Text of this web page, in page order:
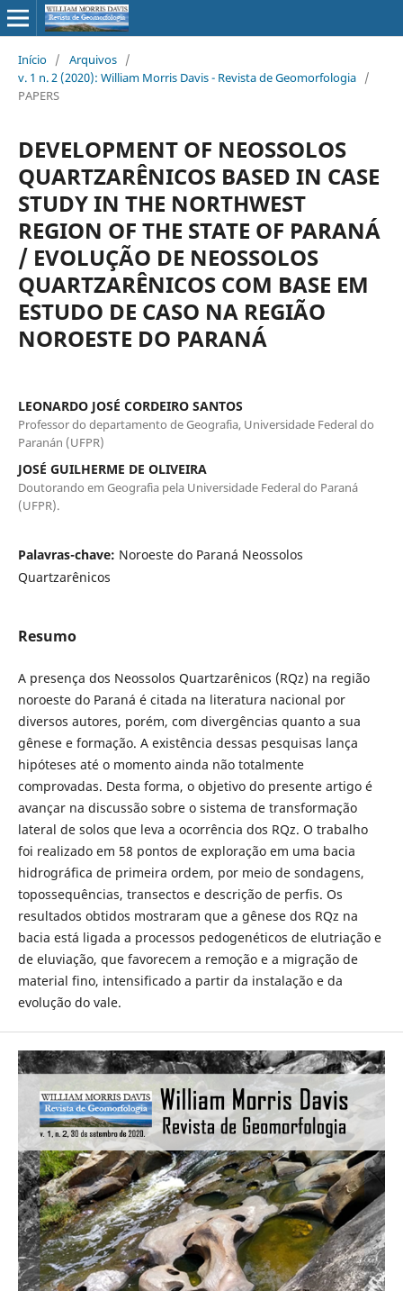
Início / Arquivos /
v. 1 n. 2 (2020): William Morris Davis - Revista de Geomorfologia /
PAPERS
DEVELOPMENT OF NEOSSOLOS
QUARTZARÊNICOS BASED IN CASE
STUDY IN THE NORTHWEST
REGION OF THE STATE OF PARANÁ
/ EVOLUÇÃO DE NEOSSOLOS
QUARTZARÊNICOS COM BASE EM
ESTUDO DE CASO NA REGIÃO
NOROESTE DO PARANÁ
LEONARDO JOSÉ CORDEIRO SANTOS
Professor do departamento de Geografia, Universidade Federal do
Paranán (UFPR)
JOSÉ GUILHERME DE OLIVEIRA
Doutorando em Geografia pela Universidade Federal do Paraná
(UFPR).
Palavras-chave: Noroeste do Paraná Neossolos
Quartzarênicos
Resumo
A presença dos Neossolos Quartzarênicos (RQz) na região
noroeste do Paraná é citada na literatura nacional por
diversos autores, porém, com divergências quanto a sua
gênese e formação. A existência dessas pesquisas lança
hipóteses até o momento ainda não totalmente
comprovadas. Desta forma, o objetivo do presente artigo é
avançar na discussão sobre o sistema de transformação
lateral de solos que leva a ocorrência dos RQz. O trabalho
foi realizado em 58 pontos de exploração em uma bacia
hidrográfica de primeira ordem, por meio de sondagens,
topossequências, transectos e descrição de perfis. Os
resultados obtidos mostraram que a gênese dos RQz na
bacia está ligada a processos pedogenéticos de elutriação e
de eluviação, que favorecem a remoção e a migração de
material fino, intensificado a partir da instalação e da
evolução do vale.